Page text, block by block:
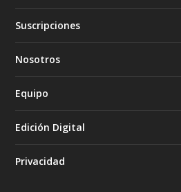
Suscripciones
Nosotros
Equipo
Edición Digital
Privacidad